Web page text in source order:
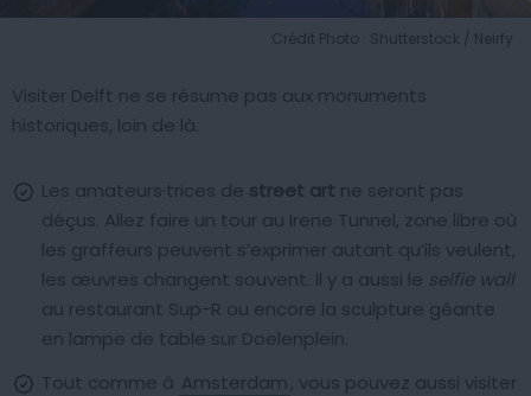
Crédit Photo : Shutterstock / Neirfy
Visiter Delft ne se résume pas aux monuments
historiques, loin de là.
Les amateurs·trices de street art ne seront pas
déçus. Allez faire un tour au Irene Tunnel, zone libre où
les graffeurs peuvent s’exprimer autant qu’ils veulent,
les œuvres changent souvent. Il y a aussi le selfie wall
au restaurant Sup-R ou encore la sculpture géante
en lampe de table sur Doelenplein.
Tout comme à Amsterdam, vous pouvez aussi visiter